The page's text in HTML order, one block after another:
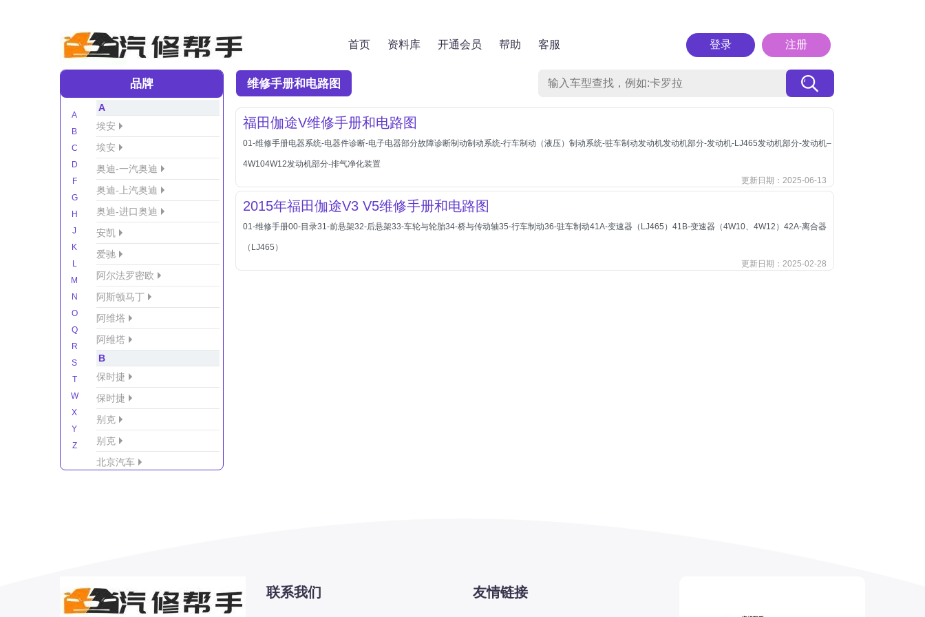
首页 资料库 开通会员 帮助 客服 登录 注册
品牌
A
B
C
D
F
G
H
J
K
L
M
N
O
Q
R
S
T
W
X
Y
Z
A
埃安
埃安
奥迪-一汽奥迪
奥迪-上汽奥迪
奥迪-进口奥迪
安凯
爱驰
阿尔法罗密欧
阿斯顿马丁
阿维塔
阿维塔
B
保时捷
保时捷
别克
别克
北京汽车
北汽幻速
北汽新能源
维修手册和电路图
福田伽途V维修手册和电路图
01-维修手册电器系统-电器件诊断-电子电器部分故障诊断制动制动系统-行车制动（液压）制动系统-驻车制动发动机发动机部分-发动机-LJ465发动机部分-发动机–
4W104W12发动机部分-排气净化装置
更新日期：2025-06-13
2015年福田伽途V3 V5维修手册和电路图
01-维修手册00-目录31-前悬架32-后悬架33-车轮与轮胎34-桥与传动轴35-行车制动36-驻车制动41A-变速器（LJ465）41B-变速器（4W10、4W12）42A-离合器
（LJ465）
更新日期：2025-02-28
联系我们 友情链接